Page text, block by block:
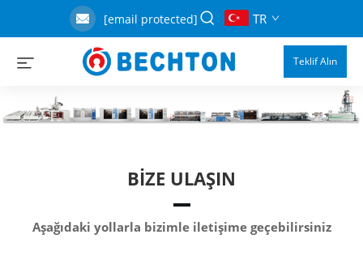
[email protected] TR
Teklif Alın
BIZE ULAŞIN
Aşağıdaki yollarla bizimle iletişime geçebilirsiniz